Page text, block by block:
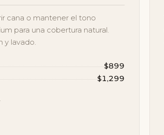
cana o mantener el tono
para una cobertura natural.
y lavado.
$899
$1,299